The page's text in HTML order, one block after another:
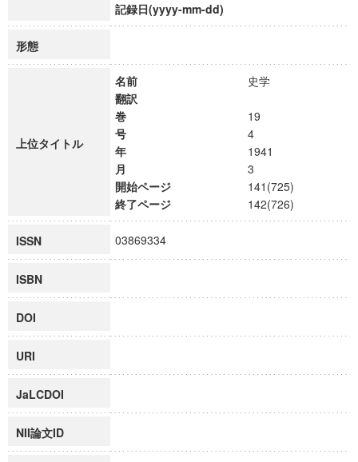
記録日(yyyy-mm-dd)
形態
上位タイトル
名前
史学
翻訳
巻
19
号
4
年
1941
月
3
開始ページ
141(725)
終了ページ
142(726)
ISSN 03869334
ISBN
DOI
URI
JaLCDOI
NII論文ID